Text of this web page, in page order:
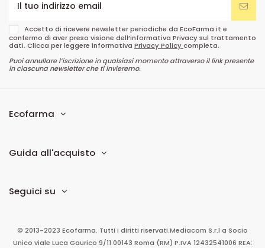
Accetto di ricevere newsletter periodiche da EcoFarma.it e
confermo di aver preso visione dell’informativa Privacy sul trattamento
dati. Clicca per leggere informativa Privacy Policycompleta.
Puoi annullare l’iscrizione in qualsiasi momento attraverso il link presente
in ciascuna newsletter che ti invieremo.
Ecofarma
Guida all'acquisto
Seguici su
© 2013-2023 Ecofarma. Tutti i diritti riservati.Mediacom S.r.l a Socio
Unico viale Luca Gaurico 9/11 00143 Roma (RM) P.IVA 12432541006 REA: